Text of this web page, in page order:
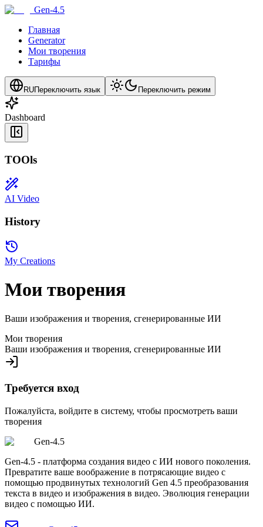
Gen-4.5
Главная
Generator
Мои творения
Тарифы
RUПереключить язык Переключить режим
Dashboard
TOOls
AI Video
History
My Creations
Мои творения
Ваши изображения и творения, сгенерированные ИИ
Мои творения
Ваши изображения и творения, сгенерированные ИИ
Требуется вход
Пожалуйста, войдите в систему, чтобы просмотреть ваши
творения
Gen-4.5
Gen-4.5 - платформа создания видео с ИИ нового поколения.
Превратите ваше воображение в потрясающие видео с
помощью продвинутых технологий Gen 4.5 преобразования
текста в видео и изображения в видео. Эволюция генерации
видео с помощью ИИ.